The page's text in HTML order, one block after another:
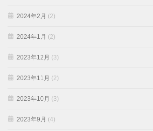
2024年2月 (2)
2024年1月 (2)
2023年12月 (3)
2023年11月 (2)
2023年10月 (3)
2023年9月 (4)